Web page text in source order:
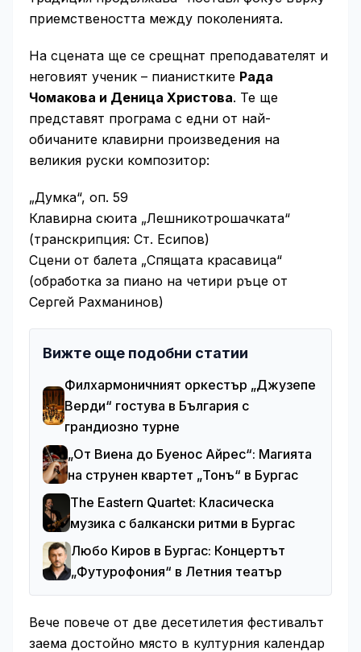
приемствеността между поколенията.
На сцената ще се срещнат преподавателят и
неговият ученик – пианистките Рада
Чомакова и Деница Христова. Те ще
представят програма с едни от най-
обичаните клавирни произведения на
великия руски композитор:
„Думка“, оп. 59
Клавирна сюита „Лешникотрошачката“
(транскрипция: Ст. Есипов)
Сцени от балета „Спящата красавица“
(обработка за пиано на четири ръце от
Сергей Рахманинов)
Вижте още подобни статии
Филхармоничният оркестър „Джузепе
Верди“ гостува в България с
грандиозно турне
„От Виена до Буенос Айрес“: Магията
на струнен квартет „Тонъ“ в Бургас
The Eastern Quartet: Класическа
музика с балкански ритми в Бургас
Любо Киров в Бургас: Концертът
„Футурофония“ в Летния театър
Вече повече от две десетилетия фестивалът
заема достойно място в културния календар